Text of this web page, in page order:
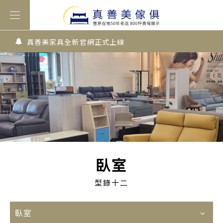
真善美家具全新官網正式上線
臥室
型錄十二
臥室